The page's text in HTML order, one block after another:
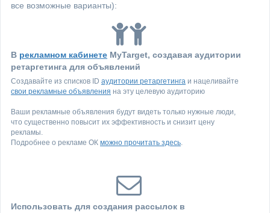
все возможные варианты):
В рекламном кабинете MyTarget, создавая аудитории
ретаргетинга для объявлений
Создавайте из списков ID аудитории ретаргетинга и нацеливайте
свои рекламные объявления на эту целевую аудиторию
Ваши рекламные объявления будут видеть только нужные люди,
что существенно повысит их эффективность и снизит цену
рекламы.
Подробнее о рекламе ОК можно прочитать здесь.
Использовать для создания рассылок в